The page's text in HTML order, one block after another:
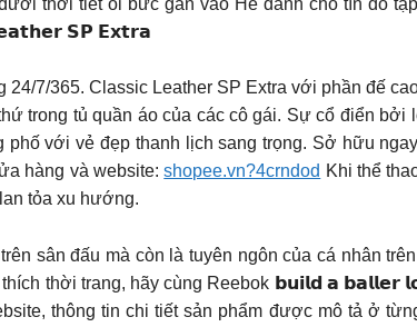
𝗦𝗣 𝗘𝘅𝘁𝗿𝗮
24/7/365. Classic Leather SP Extra với phần đế
trong tủ quần áo của các cô gái. Sự cổ điển
với vẻ đẹp thanh lịch sang trọng. Sở hữu
hàng và website:shopee.vn?4crndod Khi thể
tỏa xu hướng.
sân đấu mà còn là tuyên ngôn của cá nhân
thời trang, hãy cùng Reebok 𝗯𝘂𝗶𝗹𝗱 𝗮
thông tin chi tiết sản phẩm được mô tả ở